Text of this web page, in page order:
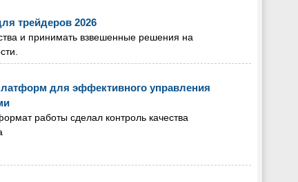
трейдеров 2026
и принимать взвешенные решения на
для эффективного управления
работы сделал контроль качества